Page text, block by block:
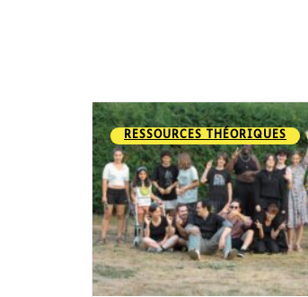
RESSOURCES THÉORIQUES